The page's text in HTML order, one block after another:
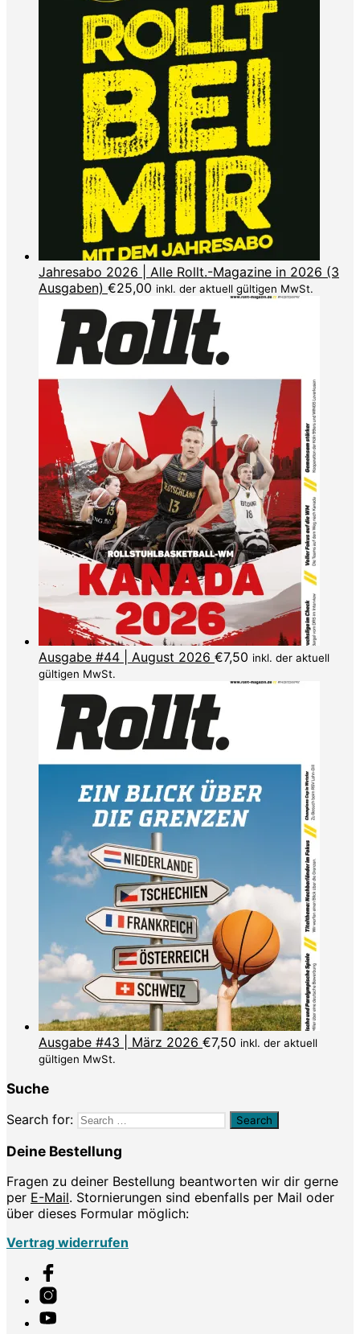
Jahresabo 2026 | Alle Rollt.-Magazine in 2026 (3
Ausgaben) €25,00 inkl. der aktuell gültigen MwSt.
Ausgabe #44 | August 2026 €7,50 inkl. der aktuell
gültigen MwSt.
Ausgabe #43 | März 2026 €7,50 inkl. der aktuell
gültigen MwSt.
Suche
Search for:
Deine Bestellung
Fragen zu deiner Bestellung beantworten wir dir gerne
per E-Mail. Stornierungen sind ebenfalls per Mail oder
über dieses Formular möglich:
Vertrag widerrufen